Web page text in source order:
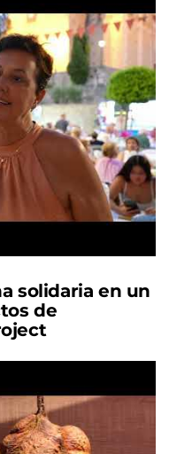
solidaria en un
de